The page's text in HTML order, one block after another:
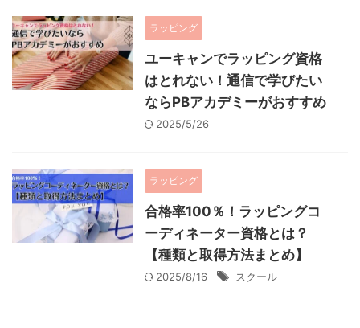
ラッピング
ユーキャンでラッピング資格
はとれない！通信で学びたい
ならPBアカデミーがおすすめ
2025/5/26
ラッピング
合格率100％！ラッピングコ
ーディネーター資格とは？
【種類と取得方法まとめ】
2025/8/16 スクール